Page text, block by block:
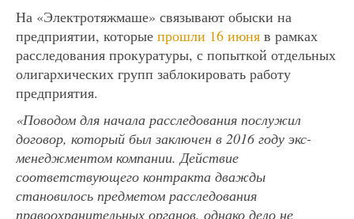
На «Электротяжмаше» связывают обыски на
предприятии, которые прошли 16 июня в рамках
расследования прокуратуры, с попыткой отдельных
олигархических групп заблокировать работу
предприятия.
«Поводом для начала расследования послужил
договор, который был заключен в 2016 году экс-
менеджментом компании. Действие
соответствующего контракта дважды
становилось предметом расследования
правоохранительных органов, однако дело не